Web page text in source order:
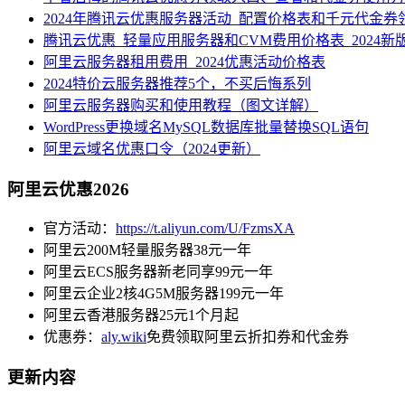
2024年腾讯云优惠服务器活动_配置价格表和千元代金券
腾讯云优惠_轻量应用服务器和CVM费用价格表_2024新
阿里云服务器租用费用_2024优惠活动价格表
2024特价云服务器推荐5个，不买后悔系列
阿里云服务器购买和使用教程（图文详解）
WordPress更换域名MySQL数据库批量替换SQL语句
阿里云域名优惠口令（2024更新）
阿里云优惠2026
官方活动： https://t.aliyun.com/U/FzmsXA
阿里云200M轻量服务器38元一年
阿里云ECS服务器新老同享99元一年
阿里云企业2核4G5M服务器199元一年
阿里云香港服务器25元1个月起
优惠券： aly.wiki免费领取阿里云折扣券和代金券
更新内容